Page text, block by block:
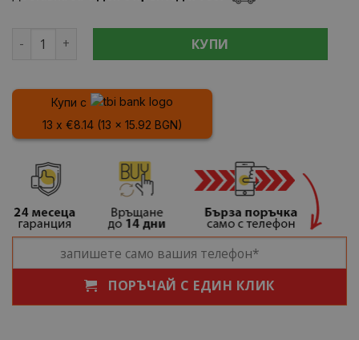
количество за Преносима хладилна кутия 35 л с
КУПИ
Купи с
13 x €8.14 (13 x 15.92 BGN)
ПОРЪЧАЙ С ЕДИН КЛИК